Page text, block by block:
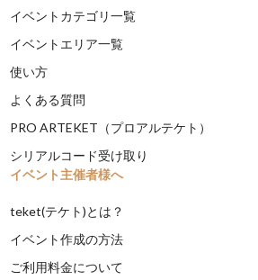
イベントカテゴリ一覧
イベントエリア一覧
使い方
よくある質問
PRO ARTEKET（プロアルテケト）
シリアルコード受け取り
イベント主催者様へ
teket(テケト)とは？
イベント作成の方法
ご利用料金について